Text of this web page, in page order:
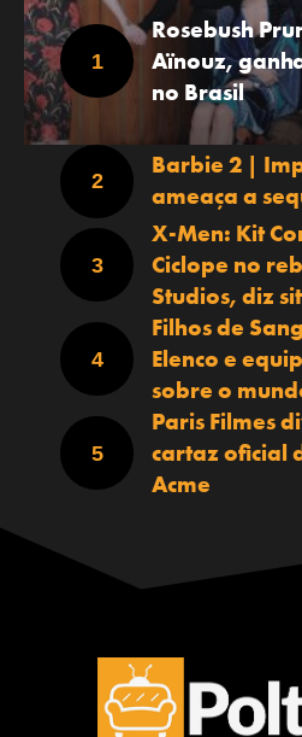
Rosebush
Aïnouz,
no Brasil
Barbie 2 |
ameaça a
X-Men: Kit
Ciclope no
Studios, diz
Filhos de
Elenco e
sobre o
Paris Filmes
cartaz oficial
Acme